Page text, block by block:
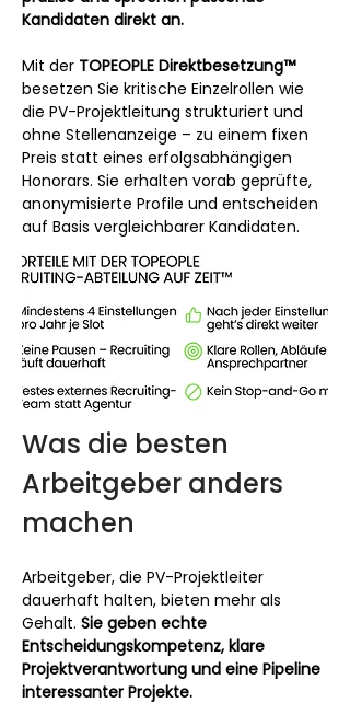
Kandidaten direkt an.
Mit der TOPEOPLE Direktbesetzung™
besetzen Sie kritische Einzelrollen wie
die PV-Projektleitung strukturiert und
ohne Stellenanzeige – zu einem fixen
Preis statt eines erfolgsabhängigen
Honorars. Sie erhalten vorab geprüfte,
anonymisierte Profile und entscheiden
auf Basis vergleichbarer Kandidaten.
Was die besten
Arbeitgeber anders
machen
Arbeitgeber, die PV-Projektleiter
dauerhaft halten, bieten mehr als
Gehalt. Sie geben echte
Entscheidungskompetenz, klare
Projektverantwortung und eine Pipeline
interessanter Projekte.